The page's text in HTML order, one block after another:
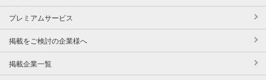
プレミアムサービス
掲載をご検討の企業様へ
掲載企業一覧